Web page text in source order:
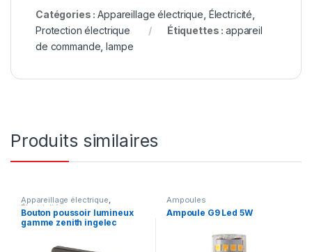
Catégories :Appareillage électrique Électricité
Protection électrique
Étiquettes : appareil
de commande ,lampe
Produits similaires
Appareillage électrique,
Électricité
Bouton poussoir lumineux
gamme zenith ingelec
Ampoules
Ampoule G9 Led 5W